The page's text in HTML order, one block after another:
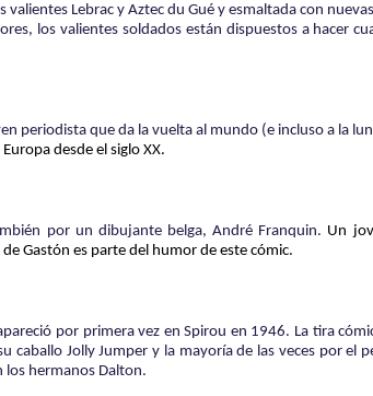
Lebrac y Aztec du Gué y esmaltada con
los valientes soldados están dispuestos a hacer
periodista que da la vuelta al mundo (e incluso a la
desde el siglo XX.
por un dibujante belga, André Franquin. Un
de Gastón es parte del humor de este cómic.
por primera vez en Spirou en 1946. La tira
caballo Jolly Jumper y la mayoría de las veces por el
los hermanos Dalton.